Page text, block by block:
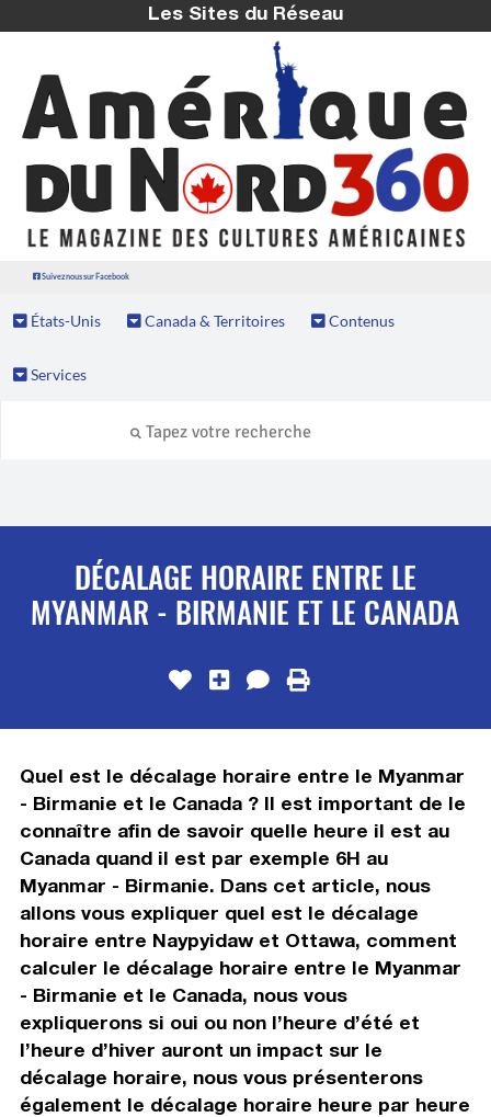
Les Sites du Réseau
Suivez nous sur Facebook
États-Unis Canada & Territoires Contenus
Services
DÉCALAGE HORAIRE ENTRE LE
MYANMAR - BIRMANIE ET LE CANADA
Quel est le décalage horaire entre le Myanmar
- Birmanie et le Canada ? Il est important de le
connaître afin de savoir quelle heure il est au
Canada quand il est par exemple 6H au
Myanmar - Birmanie. Dans cet article, nous
allons vous expliquer quel est le décalage
horaire entre Naypyidaw et Ottawa, comment
calculer le décalage horaire entre le Myanmar
- Birmanie et le Canada, nous vous
expliquerons si oui ou non l’heure d’été et
l’heure d’hiver auront un impact sur le
décalage horaire, nous vous présenterons
également le décalage horaire heure par heure